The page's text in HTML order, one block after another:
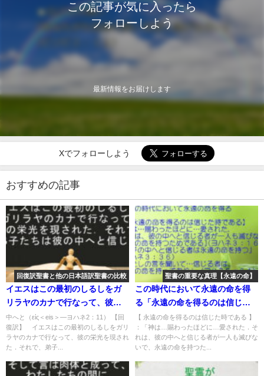
この記事が気に入ったら
フォローしよう
最新情報をお届けします
Xでフォローしよう
おすすめの記事
回復訳聖書と他の日本語訳聖書の比較
イエスはこの最初のしるしをガ
リラヤのカナで行なって、彼の
栄光を現された．それで、弟子
たちは彼の中へと信じた：回復
訳聖書と他の日本語訳との比較
中へと（εἰς＜eis＞―ヨハネ2：11） 【回
復訳】 イエスはこの最初のしるしをガリ
ラヤのカナで行なって、彼の栄光を現され
た．それで、弟子...
聖書の重要な真理【永遠の命】
この時代において永遠の命を得
る「永遠の命を得るのは信じた
時である」：聖書の重要な真理
【永遠の命】(３)
【 永遠の命を得るのは信じた時である 】
：「神は…賜わったほどに…愛された．そ
れは、彼の中へと信じる者が一人も滅びな
いで、永遠の命を持つた...